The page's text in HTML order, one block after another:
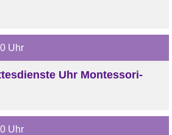
Uhr
Uhr Montessori-
Uhr